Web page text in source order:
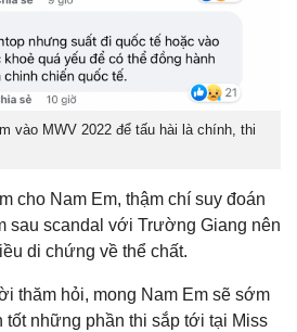
vào MWV 2022 để tấu hài là chính, thi
cho Nam Em, thậm chí suy đoán
sau scandal với Trường Giang nên
di chứng về thể chất.
thăm hỏi, mong Nam Em sẽ sớm
tốt những phần thi sắp tới tại Miss